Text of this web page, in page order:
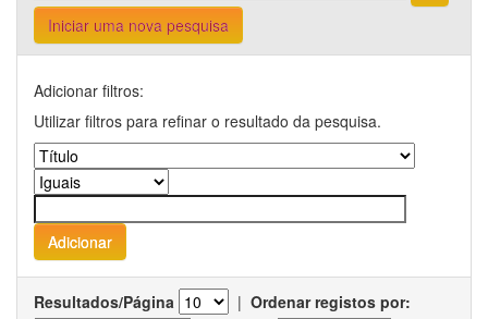
Iniciar uma nova pesquisa
Adicionar filtros:
Utilizar filtros para refinar o resultado da pesquisa.
Resultados/Página | Ordenar registos por: